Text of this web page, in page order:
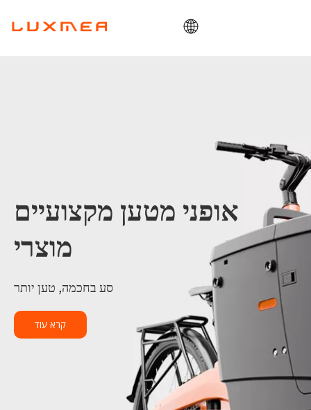
מַגָע
אופני מטען מקצועיים
מוצרי
סע בחכמה, טען יותר
קרא עוד